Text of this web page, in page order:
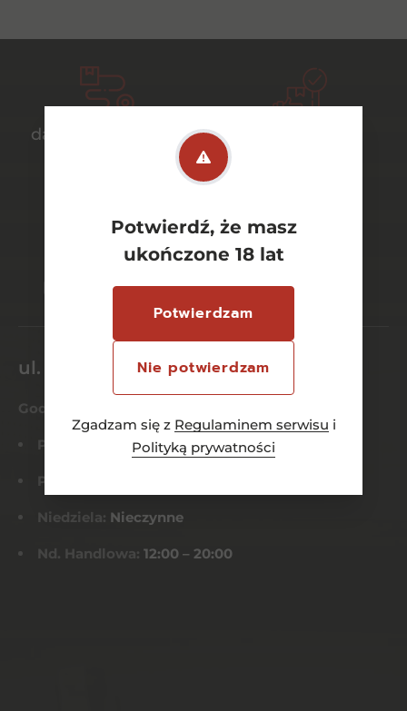
Potwierdź, że masz
ukończone 18 lat
Potwierdzam
Nie potwierdzam
Zgadzam się z Regulaminem serwisu i
Polityką prywatności
darmowa dostawa
bezpieczne
płatności online
szeroki wybór
asortymentu
ul. Dworcowa 26/6
Godziny otwarcia
Pn-Czw: 8:00 – 21:00
Pt-Sob:
Niedziela: Nieczynne
Nd. Handlowa: 12:00 – 20:00